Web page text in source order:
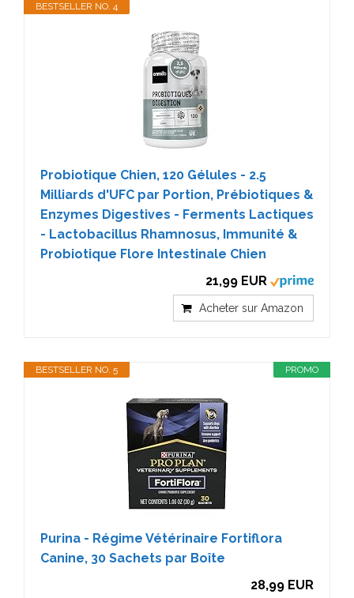
BESTSELLER NO. 4
Probiotique Chien, 120 Gélules - 2.5
Milliards d'UFC par Portion, Prébiotiques &
Enzymes Digestives - Ferments Lactiques
- Lactobacillus Rhamnosus, Immunité &
Probiotique Flore Intestinale Chien
21,99 EUR
Acheter sur Amazon
PROMO
BESTSELLER NO. 5
Purina - Régime Vétérinaire Fortiflora
Canine, 30 Sachets par Boîte
28,99 EUR